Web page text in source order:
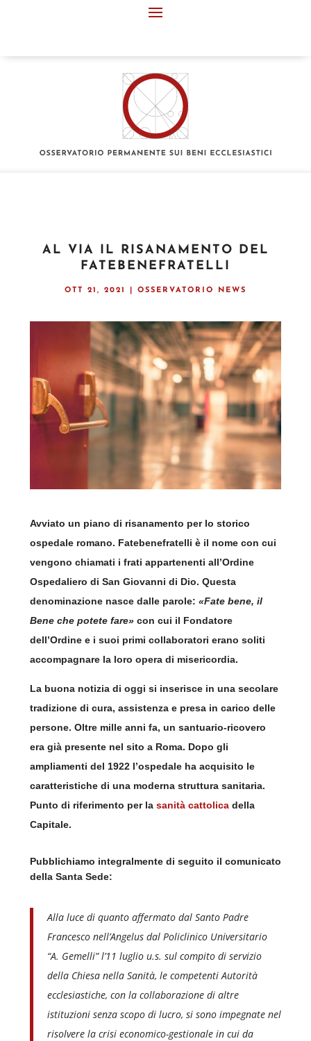
AL VIA IL RISANAMENTO DEL
FATEBENEFRATELLI
OTT 21, 2021 OSSERVATORIO NEWS
Avviato un piano di risanamento per lo storico
ospedale romano. Fatebenefratelli è il nome con cui
vengono chiamati i frati appartenenti all’Ordine
Ospedaliero di San Giovanni di Dio. Questa
denominazione nasce dalle parole: «Fate bene, il
Bene che potete fare»con cui il Fondatore
dell’Ordine e i suoi primi collaboratori erano soliti
accompagnare la loro opera di misericordia.
La buona notizia di oggi si inserisce in una secolare
tradizione di cura, assistenza e presa in carico delle
persone. Oltre mille anni fa, un santuario-ricovero
era già presente nel sito a Roma. Dopo gli
ampliamenti del 1922 l’ospedale ha acquisito le
caratteristiche di una moderna struttura sanitaria.
Punto di riferimento per la sanità cattolicadella
Capitale.
Pubblichiamo integralmente di seguito il comunicato
della Santa Sede:
Alla luce di quanto affermato dal Santo Padre
Francesco nell’Angelus dal Policlinico Universitario
“A. Gemelli” l’11 luglio u.s. sul compito di servizio
della Chiesa nella Sanità, le competenti Autorità
ecclesiastiche, con la collaborazione di altre
istituzioni senza scopo di lucro, si sono impegnate nel
risolvere la crisi economico-gestionale in cui da